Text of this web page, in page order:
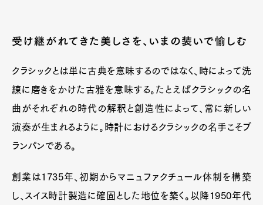
受け継がれてきた美しさを、いまの装いで愉しむ
クラシックとは単に古典を意味するのではなく、時によって洗
練に磨きをかけた古雅を意味する。たとえばクラシックの名
曲がそれぞれの時代の解釈と創造性によって、常に新しい
演奏が生まれるように。時計におけるクラシックの名手こそブ
ランパンである。
創業は1735年、初期からマニュファクチュール体制を構築
し、スイス時計製造に確固とした地位を築く。以降1950年代